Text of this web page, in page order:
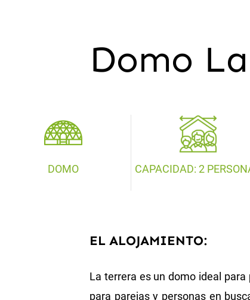
Domo
DOMO CAPACIDAD: 2
EL ALOJAMIENTO:
La terrera es un domo ideal
para parejas y personas en